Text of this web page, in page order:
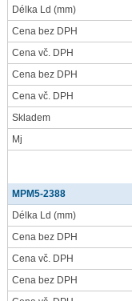
Délka Ld (mm)
Cena bez DPH
Cena vč. DPH
Cena bez DPH
Cena vč. DPH
Skladem
Mj
MPM5-2388
Délka Ld (mm)
Cena bez DPH
Cena vč. DPH
Cena bez DPH